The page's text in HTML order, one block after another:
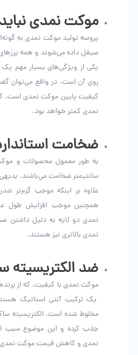
موکت نمدی
پروسه تولید موکت نمدی به
صیقل داده می‌شوند و همه
یکی از ویژگی‌های بسیار مهم
روی آن است. در واقع می‌توان
کیفیت پایین موکت نمدی است.
نمدی کمتر خواهد بود.
ضخامت
سانتیمتر ضخامت می‌باشند.
علاوه بر اینکه موجب گرم‌تر
همچنین موجب افزایش طول
نمدی دو لایه به دلیل داشتن
نمدی بالاتری نیز هستند.
ضد الکتریسیته
موکت نمدی با کیفیت، که از
یک ترکیب آنتی استاتیک
مخلوط شده است. الکتریسیته
جذب کرده و این موضوع سبب
نمدی و کاهش قیمت موکت